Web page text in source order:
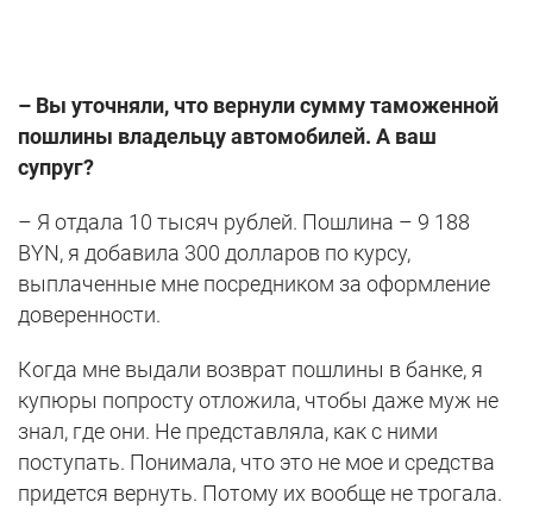
– Вы уточняли, что вернули сумму таможенной
пошлины владельцу автомобилей. А ваш
супруг?
– Я отдала 10 тысяч рублей. Пошлина – 9 188
BYN, я добавила 300 долларов по курсу,
выплаченные мне посредником за оформление
доверенности.
Когда мне выдали возврат пошлины в банке, я
купюры попросту отложила, чтобы даже муж не
знал, где они. Не представляла, как с ними
поступать. Понимала, что это не мое и средства
придется вернуть. Потому их вообще не трогала.